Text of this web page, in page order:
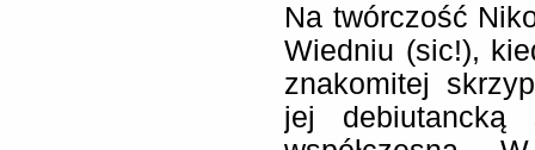
Na twórczość
Wiedniu (sic!),
znakomitej
jej